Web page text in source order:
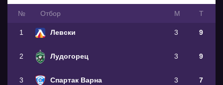
№ Oтбор М Т
1 Левски 3 9
2 Лудогорец 3 9
3 Спартак Варна 3 7